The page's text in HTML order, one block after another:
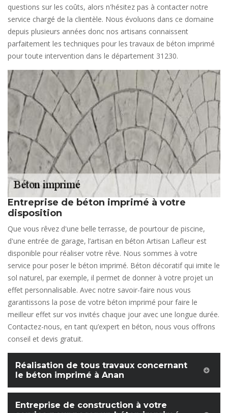
questions sur les coûts, alors n'hésitez pas à contacter notre
service chargé de la clientèle. Nous évoluons dans ce domaine
depuis plusieurs années donc nos artisans connaissent
parfaitement les techniques pour les travaux de béton imprimé
pour toute intervention dans le département 31230.
Entreprise de béton imprimé à votre
disposition
Que vous rêvez d'une belle terrasse, de pourtour de piscine,
d'une entrée de garage, l’artisan en béton Artisan Lafleur est
disponible pour réaliser votre rêve. Nous sommes à votre
service pour poser le béton imprimé. Béton décoratif qui imite le
sol naturel, par exemple, il permet de donner à votre projet un
effet personnalisable. Avec notre savoir-faire nous vous
garantissons la pose de votre béton imprimé pour faire le
meilleur effet sur vos invités chaque jour avec une longue durée.
Contactez-nous, en tant qu’expert en béton, nous vous offrons
conseil et devis gratuit.
Réalisation de tous travaux concernant
le béton imprimé à Anan
Entreprise de construction à votre